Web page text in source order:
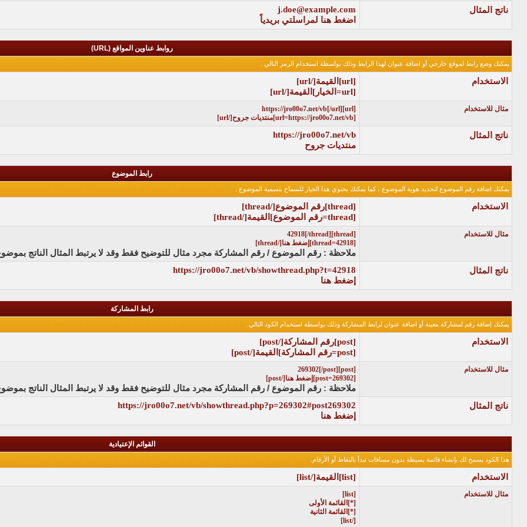
ناتج المثال
j.doe@example.com
اضغط هنا لمراسلتي بريدياً
روابط عناوين المواقع (URL)
يمكنك وضع رابط لموقع خارجي أو اضافة عنوان لهذا الرابط وذلك بواسطة استخدام الرمز التالي .
الاستخدام [url] القيمة[/url]
[url=
الخيار ] القيمة[/url]
مثال للاستخدام
[url]https://jro00o7.net/vb[/url]
[url=https://jro00o7.net/vb]منتديات جروح[/url]
ناتج المثال
https://jro00o7.net/vb
منتديات جروح
رابط الموضوع
يمكنك اضافة رقم الموضوع لتحديد هوية الموضوع ، كما يمكنك يحتوي هذا الخيار للسماح بتسمية الموضوع .
الاستخدام [thread] رقم الموضوع[/thread]
[thread=
رقم الموضوع] القيمة[/thread]
مثال للاستخدام
[thread]42918[/thread]
[thread=42918]إضغط هنا[/thread]
ملاحظة : رقم الموضوع / رقم المشاركة مجرد مثال للتوضيح فقط وقد لا يرتبط المثال الناتج
ناتج المثال
https://jro00o7.net/vb/showthread.php?t=42918
إضغط هنا
رابط المشاركة
يمكنك إضافة رقم لمشاركة معينة أو اضافة عنوان لرابط المشاركة وذلك بواسطة استخدام الكود التالي.
الاستخدام [post] رقم المشاركة[/post]
[post=
رقم المشاركة] القيمة[/post]
مثال للاستخدام
[post]269302[/post]
[post=269302]إضغط هنا[/post]
ملاحظة : رقم الموضوع / رقم المشاركة مجرد مثال للتوضيح فقط وقد لا يرتبط المثال الناتج
ناتج المثال
https://jro00o7.net/vb/showthread.php?p=269302#post269302
إضغط هنا
القوائم الإعتيادية
هذا الكود يسمح لك بإنشاء قائمة بسيطة بدون مسافات تبدأ بالنقاط أو الأرقام.
الاستخدام [list] القيمة[/list]
مثال للاستخدام
[list]
[*]القائمة الأولى
[*]القائمة الثانية
[/list]